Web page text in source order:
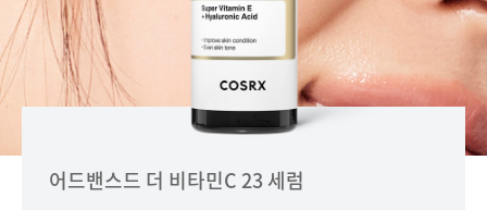
어드밴스드 더 비타민C 23 세럼